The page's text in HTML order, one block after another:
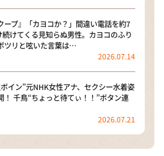
ープ』「カヨコか？」間違い電話を約7
けてくる見知らぬ男性。カヨコのふり
ツリと呟いた言葉は…
2026.07.14
ボイン”元NHK女性アナ、セクシー水着姿
！ 千鳥“ちょっと待てぃ！！”ボタン連
2026.07.21